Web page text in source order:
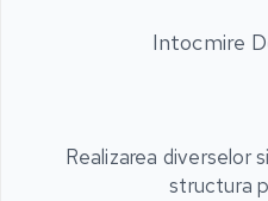
Intocmire
Realizarea diverselor
structura